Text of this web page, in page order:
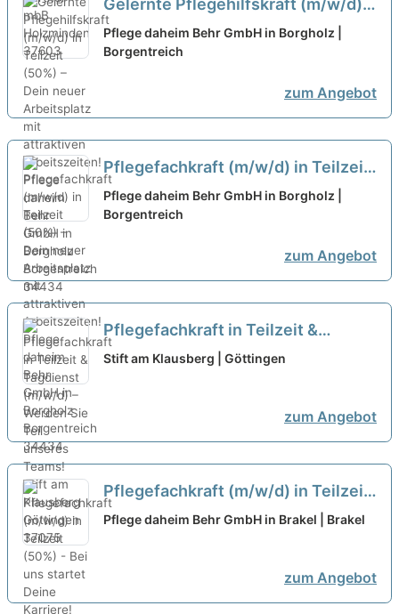
Gelernte Pflegehilfskraft (m/w/d)
in Teilzeit (50%) – Dein neuer
Arbeitsplatz mit attraktiven
Pflege daheim Behr GmbH in Borgholz |
Borgentreich
zum Angebot
Pflegefachkraft (m/w/d) in Teilzeit
(50%) – Dein neuer Arbeitsplatz mit
attraktiven Arbeitszeiten!
Pflege daheim Behr GmbH in Borgholz |
Borgentreich
zum Angebot
Pflegefachkraft in Teilzeit &
Tagdienst (m/w/d) – Werden Sie
Stift am Klausberg | Göttingen
zum Angebot
Pflegefachkraft (m/w/d) in Teilzeit
(50%) - Bei uns startet Deine
Pflege daheim Behr GmbH in Brakel | Brakel
zum Angebot